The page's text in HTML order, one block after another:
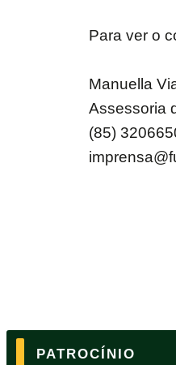
Para ver o
Manuella
Assessoria
(85)
PATROCÍNIO